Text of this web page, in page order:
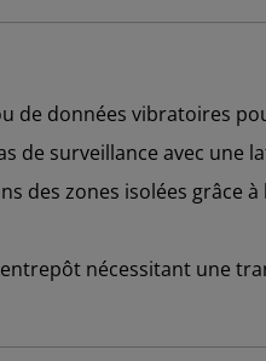
de données vibratoires
de surveillance avec une
des zones isolées grâce
nécessitant une